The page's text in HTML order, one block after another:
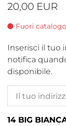
20,00 EUR
Fuori catalogo
Inserisci il tuo
notifica
disponibile.
14 BIG